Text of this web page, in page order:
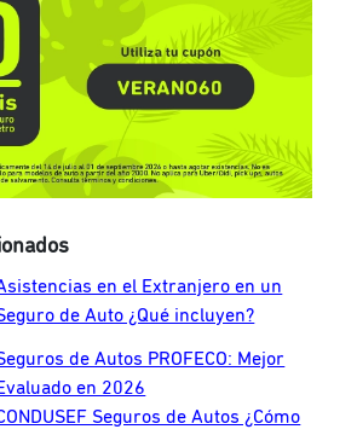
en el Extranjero en un
de Auto ¿Qué incluyen?
de Autos PROFECO: Mejor
en 2026
Seguros de Autos ¿Cómo